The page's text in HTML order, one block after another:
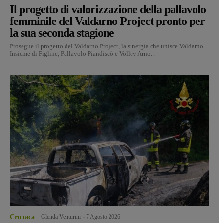
Il progetto di valorizzazione della pallavolo
femminile del Valdarno Project pronto per
la sua seconda stagione
Prosegue il progetto del Valdarno Project, la sinergia che unisce Valdarno
Insieme di Figline, Pallavolo Piandiscò e Volley Arno...
Cronaca Glenda Venturini 7 Agosto 2026